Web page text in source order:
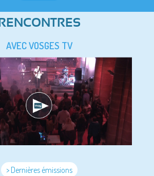
RENCONTRES
AVEC VOSGES TV
> Dernières émissions